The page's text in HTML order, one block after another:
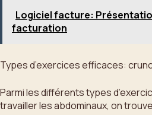
Logiciel facture:
facturation
Types d’exercices efficaces:
Parmi les différents types
travailler les abdominaux, on